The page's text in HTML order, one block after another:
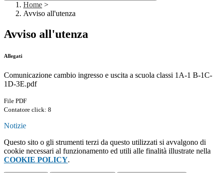
Home >
Avviso all'utenza
Avviso all'utenza
Allegati
Comunicazione cambio ingresso e uscita a scuola classi 1A-1 B-1C-
1D-3E.pdf
File PDF
Contatore click: 8
Notizie
Questo sito o gli strumenti terzi da questo utilizzati si avvalgono di
cookie necessari al funzionamento ed utili alle finalità illustrate nella
COOKIE POLICY.